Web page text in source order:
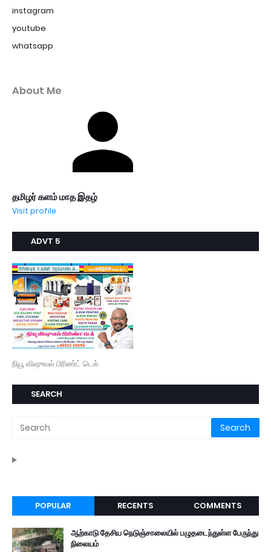
instagram
youtube
whatsapp
About Me
தமிழர் களம் மாத இதழ்
Visit profile
ADVT 5
நியூ விஷுவல் பிரிண்ட் டெக்
SEARCH
POPULAR RECENTS COMMENTS
ஆற்காடு தேசிய நெடுஞ்சாலையில் பழுதடைந்துள்ள பேருந்து
நிலையம்